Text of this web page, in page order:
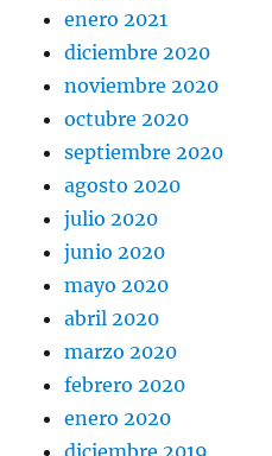
enero 2021
diciembre 2020
noviembre 2020
octubre 2020
septiembre 2020
agosto 2020
julio 2020
junio 2020
mayo 2020
abril 2020
marzo 2020
febrero 2020
enero 2020